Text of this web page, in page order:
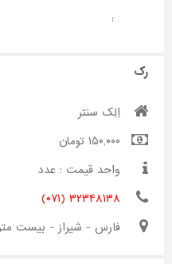
:
رک
اِلِک سنتر
۱۵۰,۰۰۰ تومان
واحد قیمت : عدد
۳۲۳۴۸۱۳۸ (۰۷۱)
فارس - شیراز - بیست